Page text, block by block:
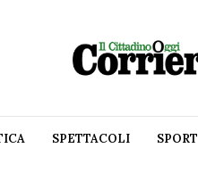
SPETTACOLI SPORT